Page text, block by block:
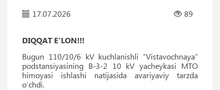
17.07.2026
89
DIQQAT E’LON!!!
Bugun 110/10/6 kV kuchlanishli “Vistavochnaya”
podstansiyasining B-3-2 10 kV yacheykasi MTO
himoyasi ishlashi natijasida avariyaviy tarzda
o‘chdi.